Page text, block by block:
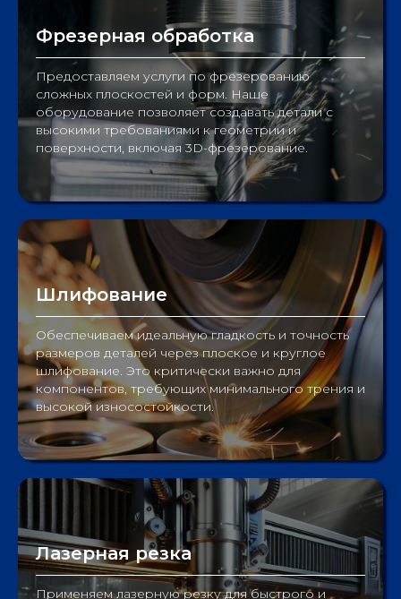
Фрезерная обработка
Предоставляем услуги по фрезерованию
сложных плоскостей и форм. Наше
оборудование позволяет создавать детали с
высокими требованиями к геометрии и
поверхности, включая 3D-фрезерование.
Шлифование
Обеспечиваем идеальную гладкость и точность
размеров деталей через плоское и круглое
шлифование. Это критически важно для
компонентов, требующих минимального трения и
высокой износостойкости.
Лазерная резка
Применяем лазерную резку для быстрого и